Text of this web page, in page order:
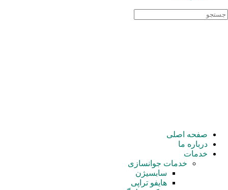
صفحه اصلی
درباره ما
خدمات
خدمات جوانسازی
سابسیژن
هایفو تراپی